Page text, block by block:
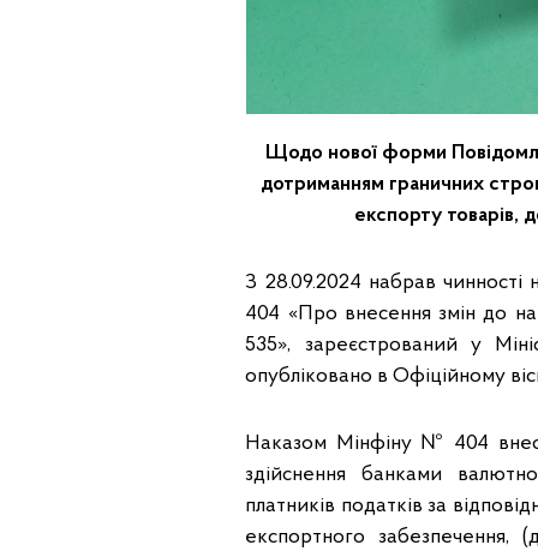
Щодо нової форми
дотриманням граничних
експорту товарів,
З 28.09.2024 набрав чинності
404 «Про внесення змін до
535», зареєстрований у
опубліковано в Офіційному
Наказом Мінфіну № 404
здійснення банками
платників податків за
експортного